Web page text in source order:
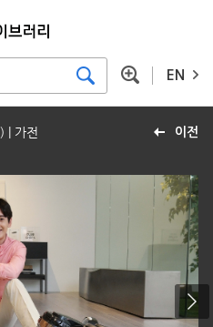
EN
이전
) | 가전